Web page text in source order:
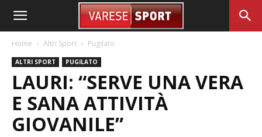
Home Altri Sport Pugilato
ALTRI SPORT PUGILATO
LAURI: “SERVE UNA VERA
E SANA ATTIVITÀ
GIOVANILE”